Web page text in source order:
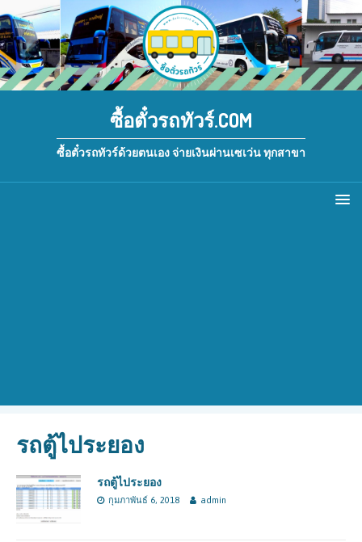
ซื้อตั๋วรถทัวร์.COM
ซื้อตั๋วรถทัวร์ด้วยตนเอง จ่ายเงินผ่านเซเว่น ทุกสาขา
รถตู้ไประยอง
รถตู้ไประยอง
กุมภาพันธ์ 6, 2018 admin